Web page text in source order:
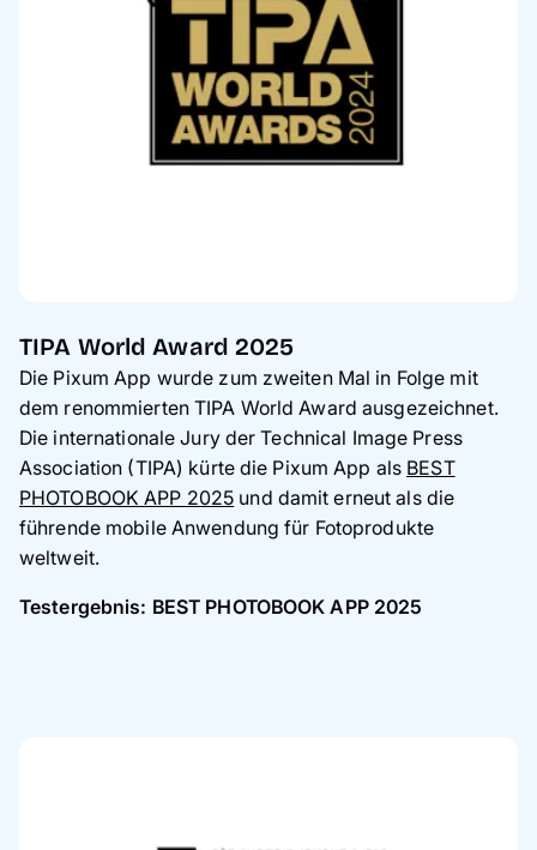
TIPA World Award 2025
Die Pixum App wurde zum zweiten Mal in Folge mit
dem renommierten TIPA World Award ausgezeichnet.
Die internationale Jury der Technical Image Press
Association (TIPA) kürte die Pixum App als BEST
PHOTOBOOK APP 2025 und damit erneut als die
führende mobile Anwendung für Fotoprodukte
weltweit.
Testergebnis: BEST PHOTOBOOK APP 2025